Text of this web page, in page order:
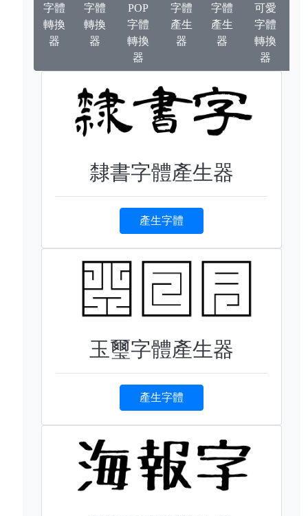
字體
轉換
器
字體
轉換
器
POP
字體
轉換
器
字體
產生
器
字體
產生
器
可愛
字體
轉換
器
隸書字體產生器
產生字體
玉璽字體產生器
產生字體